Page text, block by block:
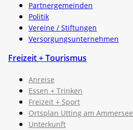
Partnergemeinden
Politik
Vereine / Stiftungen
Versorgungsunternehmen
Freizeit + Tourismus
Anreise
Essen + Trinken
Freizeit + Sport
Ortsplan Utting am Ammersee
Unterkunft